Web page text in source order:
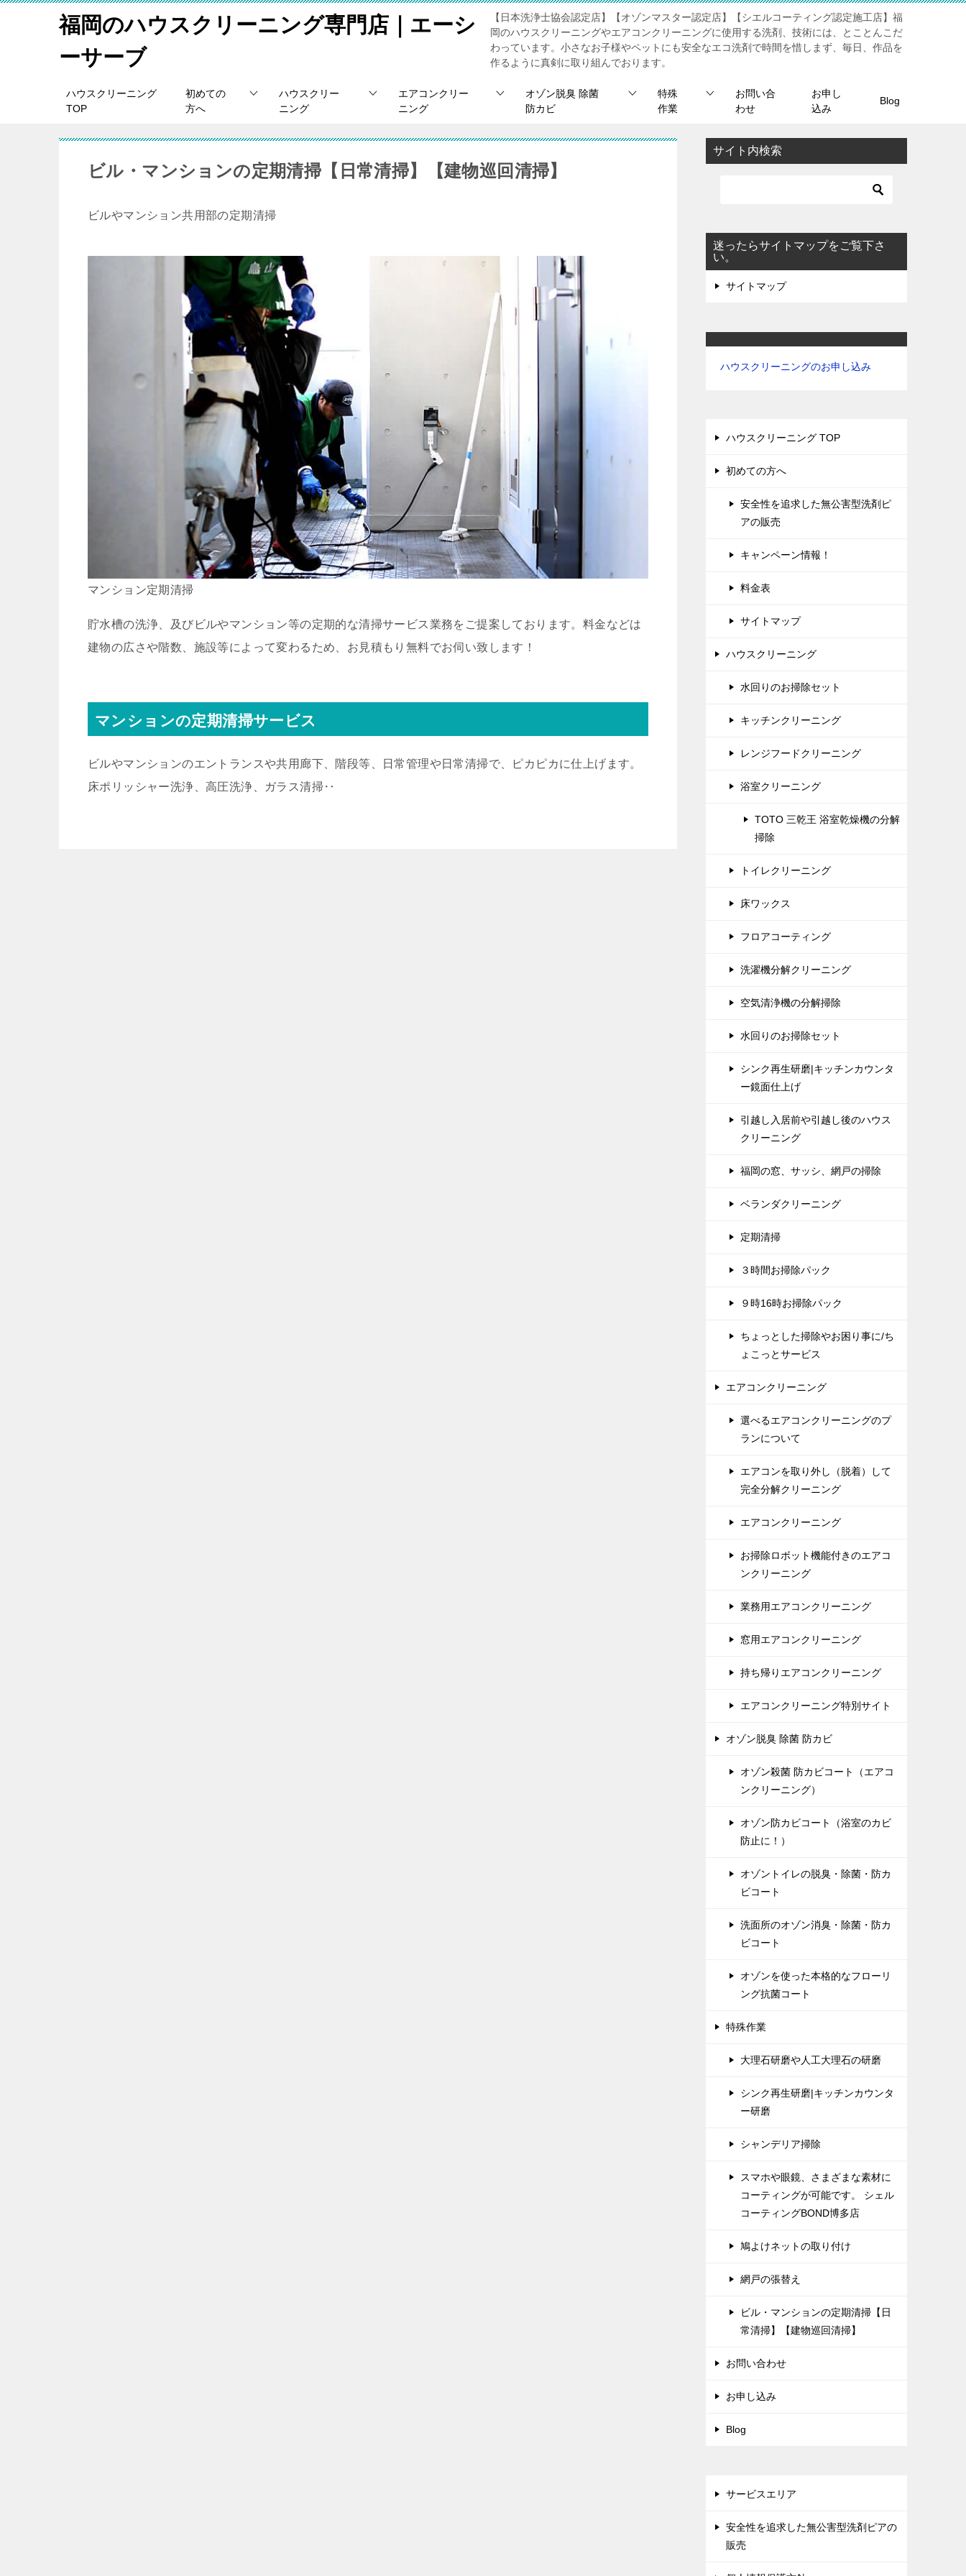
福岡のハウスクリーニング専門店｜エーシ
ーサーブ
【日本洗浄士協会認定店】【オゾンマスター認定店】【シエルコーティング認定施工店】福
岡のハウスクリーニングやエアコンクリーニングに使用する洗剤、技術には、とことんこだ
わっています。小さなお子様やペットにも安全なエコ洗剤で時間を惜しまず、毎日、作品を
作るように真剣に取り組んでおります。
ハウスクリーニング
TOP
初めての
方へ
ハウスクリー
ニング
エアコンクリー
ニング
オゾン脱臭 除菌
防カビ
特殊
作業
お問い合
わせ
お申し
込み
Blog
ビル・マンションの定期清掃【日常清掃】【建物巡回清掃】
ビルやマンション共用部の定期清掃
マンション定期清掃
貯水槽の洗浄、及びビルやマンション等の定期的な清掃サービス業務をご提案しております。料金などは
建物の広さや階数、施設等によって変わるため、お見積もり無料でお伺い致します！
マンションの定期清掃サービス
ビルやマンションのエントランスや共用廊下、階段等、日常管理や日常清掃で、ピカピカに仕上げます。
床ポリッシャー洗浄、高圧洗浄、ガラス清掃‥
サイト内検索
迷ったらサイトマップをご覧下さ
い。
サイトマップ
ハウスクリーニングのお申し込み
ハウスクリーニング TOP
初めての方へ
安全性を追求した無公害型洗剤ピ
アの販売
キャンペーン情報！
料金表
サイトマップ
ハウスクリーニング
水回りのお掃除セット
キッチンクリーニング
レンジフードクリーニング
浴室クリーニング
TOTO 三乾王 浴室乾燥機の分解
掃除
トイレクリーニング
床ワックス
フロアコーティング
洗濯機分解クリーニング
空気清浄機の分解掃除
水回りのお掃除セット
シンク再生研磨|キッチンカウンタ
ー鏡面仕上げ
引越し入居前や引越し後のハウス
クリーニング
福岡の窓、サッシ、網戸の掃除
ベランダクリーニング
定期清掃
３時間お掃除パック
９時16時お掃除パック
ちょっとした掃除やお困り事に/ち
ょこっとサービス
エアコンクリーニング
選べるエアコンクリーニングのプ
ランについて
エアコンを取り外し（脱着）して
完全分解クリーニング
エアコンクリーニング
お掃除ロボット機能付きのエアコ
ンクリーニング
業務用エアコンクリーニング
窓用エアコンクリーニング
持ち帰りエアコンクリーニング
エアコンクリーニング特別サイト
オゾン脱臭 除菌 防カビ
オゾン殺菌 防カビコート（エアコ
ンクリーニング）
オゾン防カビコート（浴室のカビ
防止に！）
オゾントイレの脱臭・除菌・防カ
ビコート
洗面所のオゾン消臭・除菌・防カ
ビコート
オゾンを使った本格的なフローリ
ング抗菌コート
特殊作業
大理石研磨や人工大理石の研磨
シンク再生研磨|キッチンカウンタ
ー研磨
シャンデリア掃除
スマホや眼鏡、さまざまな素材に
コーティングが可能です。 シェル
コーティングBOND博多店
鳩よけネットの取り付け
網戸の張替え
ビル・マンションの定期清掃【日
常清掃】【建物巡回清掃】
お問い合わせ
お申し込み
Blog
サービスエリア
安全性を追求した無公害型洗剤ピアの
販売